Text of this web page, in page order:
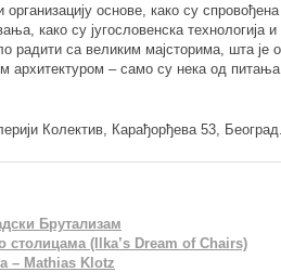
основе, како су
како су југословенска технологија
радити са великим мајсторима, шта
– само су нека од питања
Колектив, Карађорђева 53, Београд.
Брутализам
столицама (Ilka’s Dream of Chairs)
– Mathias Klotz